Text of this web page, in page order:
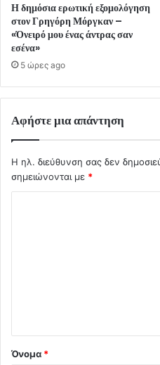
Η δημόσια ερωτική εξομολόγηση
στον Γρηγόρη Μόργκαν –
«Όνειρό μου ένας άντρας σαν
εσένα»
5 ώρες ago
Αφήστε μια απάντηση
Η ηλ. διεύθυνση σας δεν
σημειώνονται με *
Όνομα *